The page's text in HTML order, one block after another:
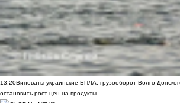
13:20Виноваты украинские БПЛА: грузооборот Волго-
остановить рост цен на продукты